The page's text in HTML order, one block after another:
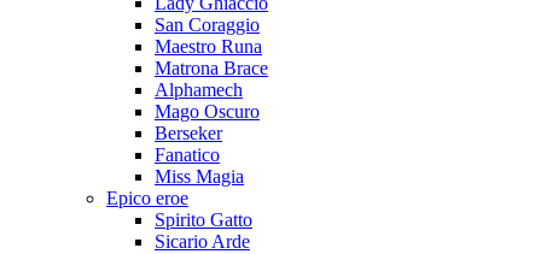
San Coraggio
Maestro Runa
Matrona Brace
Alphamech
Mago Oscuro
Berseker
Fanatico
Miss Magia
Epico eroe
Spirito Gatto
Sicario Arde